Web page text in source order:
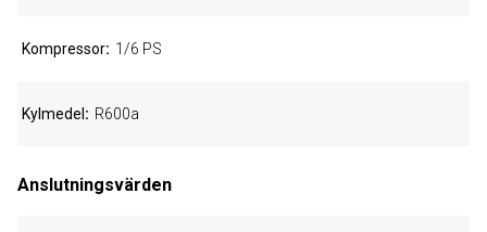
Kompressor 1/6 PS
Kylmedel R600a
Anslutningsvärden